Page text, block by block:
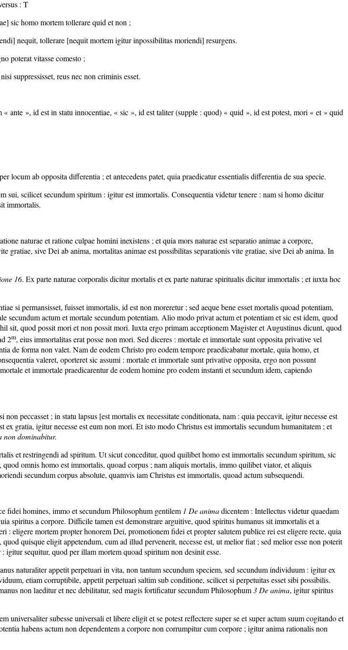
isti versus : T
sic homo mortem tollerare quid et non ;
nequit, tollerare [nequit mortem igitur inpossibilitas moriendi] resurgens.
poterat vitasse comesto ;
suppressisset, reus nec non criminis esset.
ante », id est in statu innocentiae, « sic », id est taliter (supple : quod) « quid », id est potest, mori « et » quid
ab opposita differentia ; et antecedens patet, quia praedicatur essentialis differentia de sua specie.
scilicet secundum spiritum : igitur est immortalis. Consequentia videtur tenere : nam si homo dicitur
immortalis.
naturae et ratione culpae homini inexistens ; et quia mors naturae est separatio animae a corpore,
gratiae, sive Dei ab anima, mortalitas animae est possibilitas separationis vite gratiae, sive Dei ab anima. In
16. Ex parte naturae corporalis dicitur mortalis et ex parte naturae spiritualis dicitur immortalis ; et iuxta hoc
si permansisset, fuisset immortalis, id est non moreretur ; sed aeque bene esset mortalis quoad potentiam,
actum et mortale secundum potentiam. Alio modo privat actum et potentiam et sic est idem, quod
sit, quod possit mori et non possit mori. Iuxta ergo primam acceptionem Magister et Augustinus dicunt, quod
2m, eius immortalitas erat posse non mori. Sed diceres : mortale et immortale sunt opposita privative vel
de forma non valet. Nam de eodem Christo pro eodem tempore praedicabatur mortale, quia homo, et
valeret, oporteret sic assumi : mortale et immortale sunt privative opposita, ergo non possunt
et immortale praedicarentur de eodem homine pro eodem instanti et secundum idem, capiendo
peccasset ; in statu lapsus [est mortalis ex necessitate conditionata, nam : quia peccavit, igitur necesse est
gratia, igitur necesse est eum non mori. Et isto modo Christus est immortalis secundum humanitatem ; et
non dominabitur.
et restringendi ad spiritum. Ut sicut conceditur, quod quilibet homo est immortalis secundum spiritum, sic
omnis homo est immortalis, quoad corpus ; nam aliquis mortalis, immo quilibet viator, et aliquis
secundum corpus absolute, quamvis iam Christus est immortalis, quoad actum subsequendi.
fidei homines, immo et secundum Philosophum gentilem 1 De animadicentem : Intellectus videtur quaedam
spiritus a corpore. Difficile tamen est demonstrare arguitive, quod spiritus humanus sit immortalis et a
: eligere mortem propter honorem Dei, promotionem fidei et propter salutem publice rei est eligere recte, quia
, quod quisque eligit appetendum, cum ad illud pervenerit, necesse est, ut melior fiat ; sed melior esse non poterit
sequitur, quod per illam mortem quoad spiritum non desinit esse.
naturaliter appetit perpetuari in vita, non tantum secundum speciem, sed secundum individuum : igitur ex
etiam corruptibile, appetit perpetuari saltim sub conditione, scilicet si perpetuitas esset sibi possibilis.
non laeditur et nec debilitatur, sed magis fortificatur secundum Philosophum3 De anima, igitur spiritus
subesse universali et libere eligit et se potest reflectere super se et super actum suum cogitando et
habens actum non dependentem a corpore non corrumpitur cum corpore ; igitur anima rationalis non